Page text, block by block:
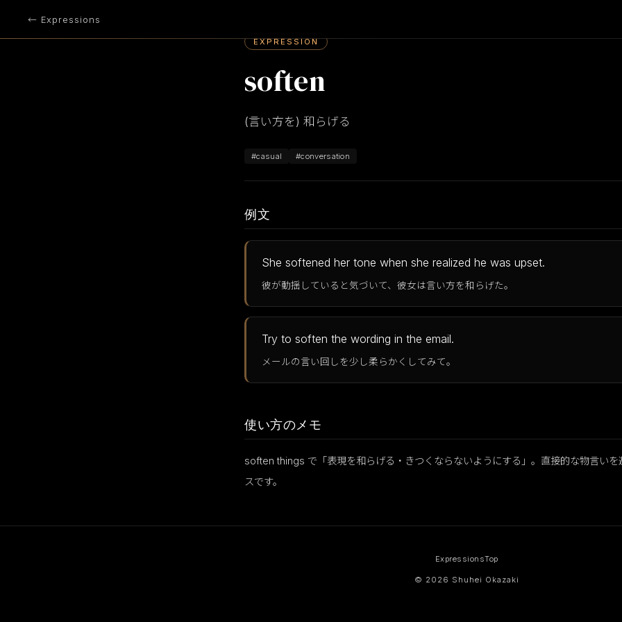
← Expressions
EXPRESSION
soften
(言い方を) 和らげる
#casual #conversation
例文
She softened her tone when she realized he was upset.
彼が動揺していると気づいて、彼女は言い方を和らげた。
Try to soften the wording in the email.
メールの言い回しを少し柔らかくしてみて。
使い方のメモ
soften things で「表現を和らげる・きつくならないようにする」。直接的な物言いを
スです。
ExpressionsTop
© 2026 Shuhei Okazaki